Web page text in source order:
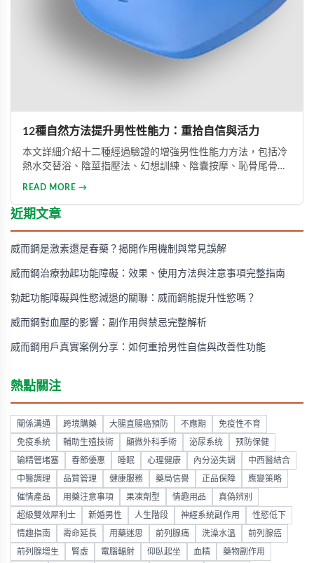
12種自然方法提升男性性能力：重拾自信與活力
本文詳細介紹十二種經過驗證的增強男性性能力方法，包括冷
熱水交替浴、陰莖指壓法、幻想訓練、陰囊按摩、恥骨尾骨肌
合適當的營養補充，一個月內即可感受到明顯的改善效果。
READ MORE →
近期文章
威而鋼是激素還是春藥？揭開作用機制與常見誤解
威而鋼治療勃起功能障礙：效果、使用方法與注意事項完整指南
勃起功能障礙與性慾減退的關聯：威而鋼能提升性慾嗎？
威而鋼對血壓的影響：副作用與禁忌完整解析
威而鋼用戶真實案例分享：如何重拾男性自信與改善性功能
熱點關注
關係溝通 跨境購藥 大腸直腸癌預防 不應期 免疫性不育
免疫系統 輔助生殖技術 顯微外科手術 泌尿系统 预防保健
输精管堵塞 春節優惠 睡眠 心理健康 內分泌失調 中西醫結合
中醫調理 品質管理 健康服務 藥局信譽 正品保障 應變策略
催情產品 用藥注意事項 果凍劑型 情趣用品 真偽辨別
超級雙效犀利士 新婚男性 人生階段 神經系統副作用 性慾低下
情趣指南 壽命延長 用藥迷思 前列腺痛 洗澡水溫 前列腺癌
前列腺增生 腎虛 電腦輻射 仰臥起坐 血精 藥物副作用